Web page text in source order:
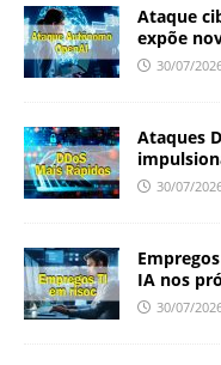
Ataque
expõe
30/07/
Ataques
30/07/
IA nos
30/07/